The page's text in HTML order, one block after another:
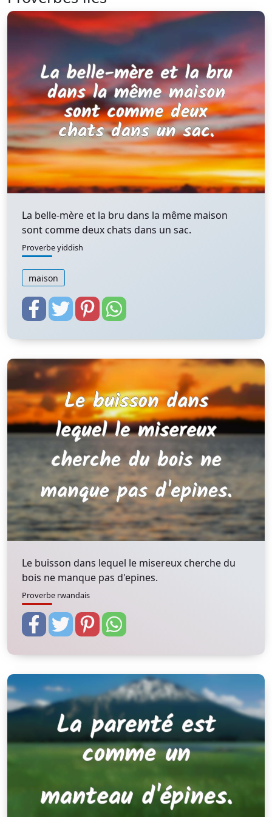
La belle-mère et la bru dans la même maison
sont comme deux chats dans un sac.
Proverbe yiddish
maison
Le buisson dans lequel le misereux cherche du
bois ne manque pas d'epines.
Proverbe rwandais